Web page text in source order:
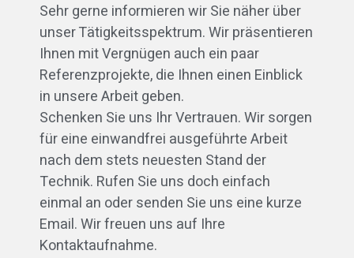
Sehr gerne informieren wir Sie näher über
unser Tätigkeitsspektrum. Wir präsentieren
Ihnen mit Vergnügen auch ein paar
Referenzprojekte, die Ihnen einen Einblick
in unsere Arbeit geben.
Schenken Sie uns Ihr Vertrauen. Wir sorgen
für eine einwandfrei ausgeführte Arbeit
nach dem stets neuesten Stand der
Technik. Rufen Sie uns doch einfach
einmal an oder senden Sie uns eine kurze
Email. Wir freuen uns auf Ihre
Kontaktaufnahme.